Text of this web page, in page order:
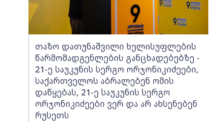
თაზო დათუნაშვილი ხელისუფლების
წარმომადგენლების განცხადებებზე -
21-ე საუკუნის სერგო ორჯონიკიძეები,
საქართველოს აბრალებენ ომის
დაწყებას, 21-ე საუკუნის სერგო
ორჯონიკიძეები ვერ და არ ახსენებენ
რუსეთს